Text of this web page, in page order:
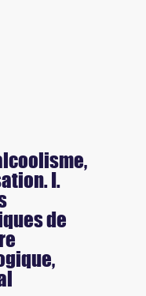
I.
de